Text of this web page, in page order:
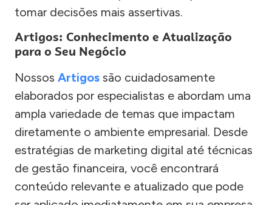
tomar decisões mais assertivas.
Artigos: Conhecimento e Atualização
para o Seu Negócio
Nossos Artigos são cuidadosamente
elaborados por especialistas e abordam uma
ampla variedade de temas que impactam
diretamente o ambiente empresarial. Desde
estratégias de marketing digital até técnicas
de gestão financeira, você encontrará
conteúdo relevante e atualizado que pode